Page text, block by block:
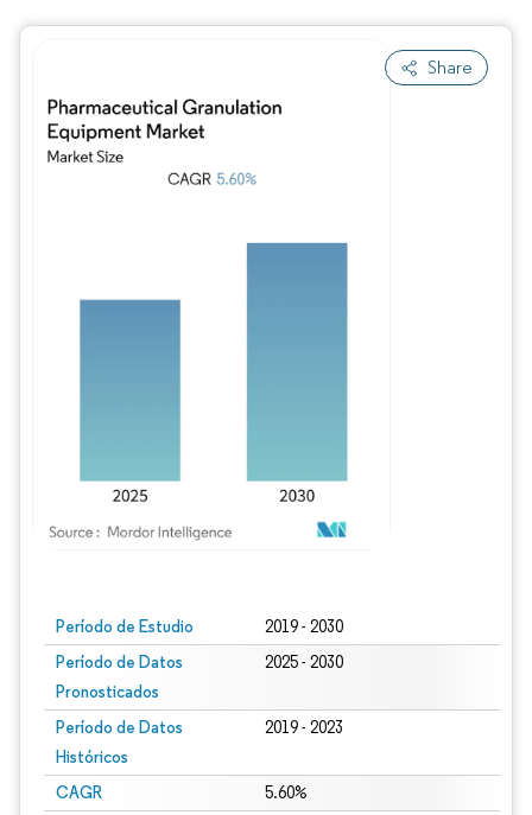
Share
Período de Estudio 2019 - 2030
Período de Datos
Pronosticados
2025 - 2030
Período de Datos
Históricos
2019 - 2023
CAGR 5.60%